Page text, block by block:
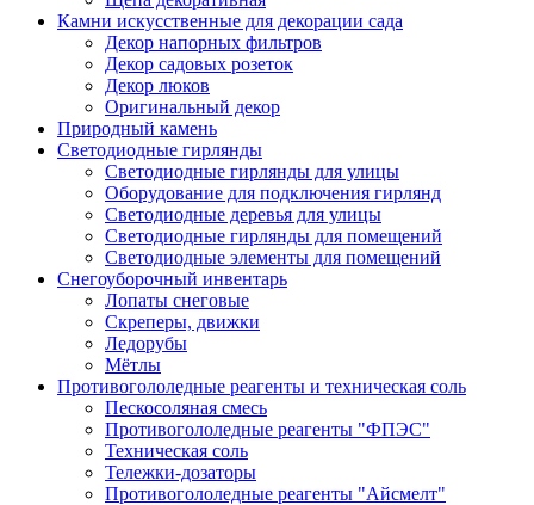
Камни искусственные для декорации сада
Декор напорных фильтров
Декор садовых розеток
Декор люков
Оригинальный декор
Природный камень
Светодиодные гирлянды
Светодиодные гирлянды для улицы
Оборудование для подключения гирлянд
Светодиодные деревья для улицы
Светодиодные гирлянды для помещений
Светодиодные элементы для помещений
Снегоуборочный инвентарь
Лопаты снеговые
Скреперы, движки
Ледорубы
Мётлы
Противогололедные реагенты и техническая соль
Пескосоляная смесь
Противогололедные реагенты "ФПЭС"
Техническая соль
Тележки-дозаторы
Противогололедные реагенты "Айсмелт"